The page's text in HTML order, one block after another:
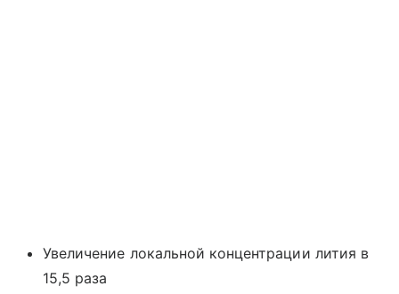
Увеличение локальной концентрации лития в
15,5 раза